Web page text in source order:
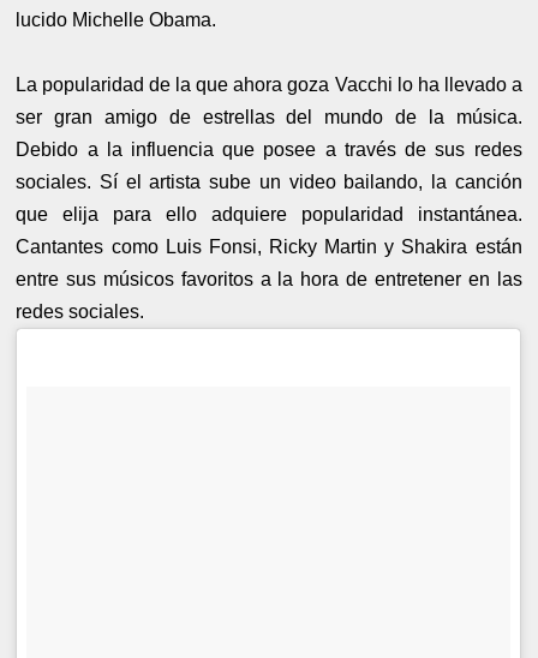
lucido Michelle Obama.
La popularidad de la que ahora goza Vacchi lo ha llevado a
ser gran amigo de estrellas del mundo de la música.
Debido a la influencia que posee a través de sus redes
sociales. Sí el artista sube un video bailando, la canción
que elija para ello adquiere popularidad instantánea.
Cantantes como Luis Fonsi, Ricky Martin y Shakira están
entre sus músicos favoritos a la hora de entretener en las
redes sociales.